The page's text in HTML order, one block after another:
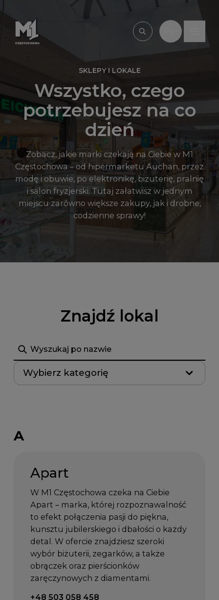
Wpisz, czego
SKLEPY I LOKALE
Wszystko, czego
potrzebujesz na co
dzień
Zobacz, jakie marki czekają na Ciebie w M1
Częstochowa – od hipermarketu Auchan, przez
modę i obuwie, po elektronikę, biżuterię, pralnię
i salon fryzjerski. Tutaj załatwisz w jednym
miejscu zarówno większe zakupy, jak i drobne,
codzienne sprawy!
Znajdź lokal
Szukaj
Wybierz kategorię
A
Apart
W M1 Częstochowa czeka na Ciebie
Apart – marka, której rozpoznawalność
to efekt połączenia pasji do piękna,
kunsztu jubilerskiego i dbałości o każdy
detal. W ofercie znajdziesz szeroki
wybór biżuterii, zegarków, a także
obrączek oraz pierścionków
zaręczynowych z diamentami.
Telefon kontaktowy:
+48 503 058 458